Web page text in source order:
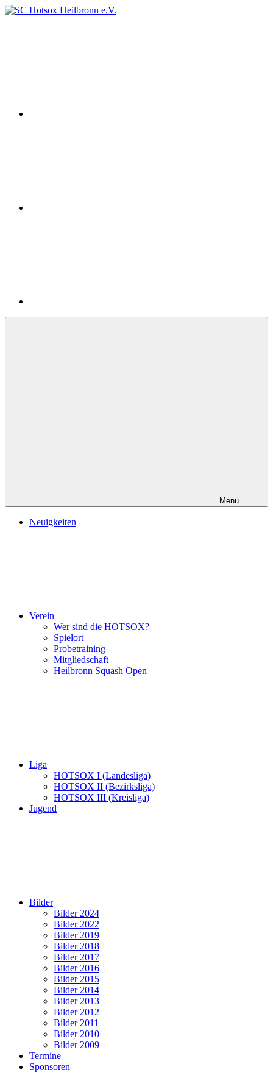
Zum
Menü
Neuigkeiten
Verein
Wer sind die HOTSOX?
Spielort
Probetraining
Mitgliedschaft
Heilbronn Squash Open
Liga
HOTSOX I (Landesliga)
HOTSOX II (Bezirksliga)
HOTSOX III (Kreisliga)
Jugend
Bilder
Bilder 2024
Bilder 2022
Bilder 2019
Bilder 2018
Bilder 2017
Bilder 2016
Bilder 2015
Bilder 2014
Bilder 2013
Bilder 2012
Bilder 2011
Bilder 2010
Bilder 2009
Termine
Sponsoren